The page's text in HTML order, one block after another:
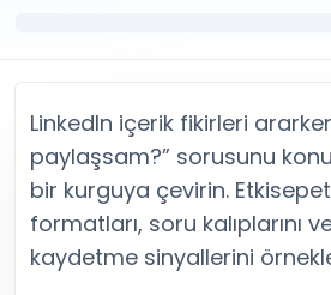
Twitter (X) Retweet Satın Al
Twitter (X) Video İzlenme Satın Al
Tümünü Gör
YouTube
YouTube Abone Satın Al
YouTube Beğeni Satın Al
YouTube İzlenme Satın Al
YouTube Yorum Satın Al
Tümünü Gör
Diğer ücretsiz araçlar
Facebook Araçları
LinkedIn Araçları
Spotify Araçları
Telegram Araçları
Twitch Araçları
SoundCloud Araçları
LinkedIn içerik fikirleri
paylaşsam?” sorusunu
bir kurguya çevirin.
formatları, soru kalıplarını
kaydetme sinyallerini